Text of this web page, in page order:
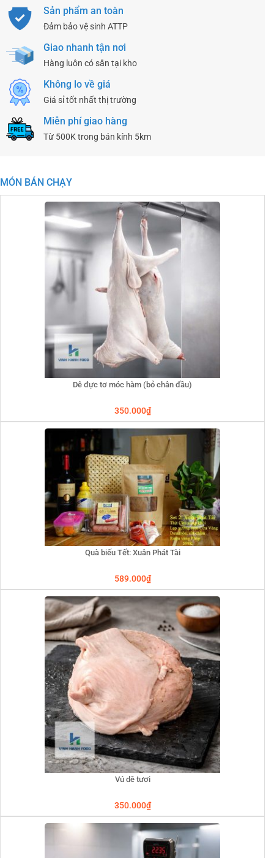
Sản phẩm an toàn
Đảm bảo vệ sinh ATTP
Giao nhanh tận nơi
Hàng luôn có sẵn tại kho
Không lo về giá
Giá sỉ tốt nhất thị trường
Miễn phí giao hàng
Từ 500K trong bán kính 5km
MÓN BÁN CHẠY
Dê đực tơ móc hàm (bỏ chân đầu)
350.000₫
Quà biếu Tết: Xuân Phát Tài
589.000₫
Vú dê tươi
350.000₫